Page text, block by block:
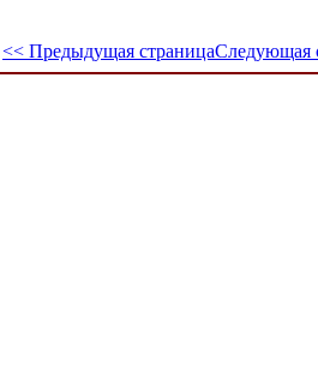
<< Предыдущая страницаСледующая